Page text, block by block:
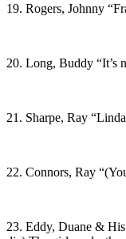
19. Rogers, Johnny
20. Long, Buddy “It’s
21. Sharpe, Ray
22. Connors, Ray
23. Eddy, Duane &